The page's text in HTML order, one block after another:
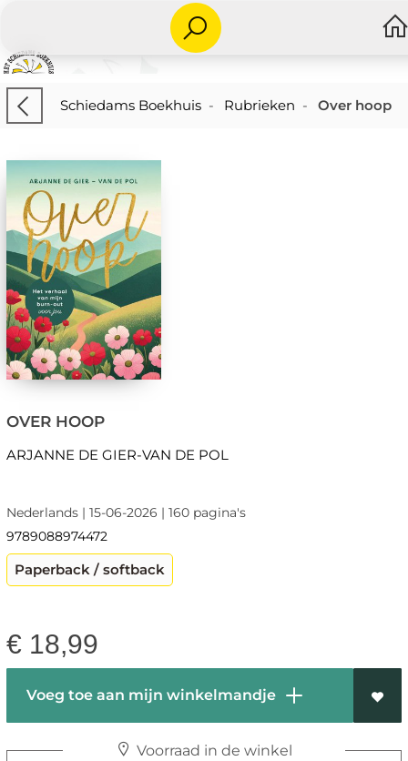
Schiedams Boekhuis- Rubrieken - Over hoop
OVER HOOP
ARJANNE DE GIER-VAN DE POL
Nederlands | 15-06-2026 | 160 pagina's
9789088974472
Paperback / softback
€ 18,99
Voeg toe aan mijn winkelmandje
Voorraad in de winkel